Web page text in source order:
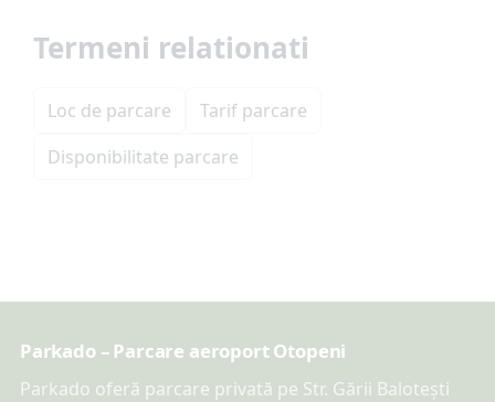
Termeni relationati
Loc de parcare
Tarif parcare
Disponibilitate parcare
Parkado – Parcare aeroport Otopeni
Parkado oferă parcare privată pe Str. Gării Balotești